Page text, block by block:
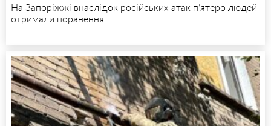
На Запоріжжі внаслідок російських атак п’ятеро людей
отримали поранення